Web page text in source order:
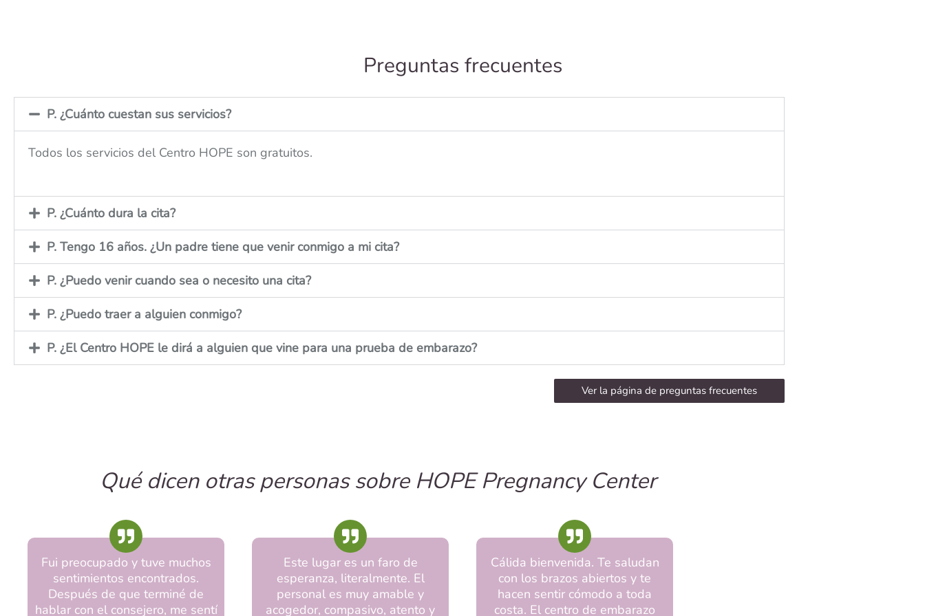
Preguntas frecuentes
P. ¿Cuánto cuestan sus servicios?
Todos los servicios del Centro HOPE son gratuitos.
P. ¿Cuánto dura la cita?
P. Tengo 16 años. ¿Un padre tiene que venir conmigo a mi cita?
P. ¿Puedo venir cuando sea o necesito una cita?
P. ¿Puedo traer a alguien conmigo?
P. ¿El Centro HOPE le dirá a alguien que vine para una prueba de embarazo?
Ver la página de preguntas frecuentes
Qué dicen otras personas sobre HOPE Pregnancy Center
Fui preocupado y tuve muchos
sentimientos encontrados.
Después de que terminé de
hablar con el consejero, me sentí
Este lugar es un faro de
esperanza, literalmente. El
personal es muy amable y
acogedor, compasivo, atento y
Cálida bienvenida. Te saludan
con los brazos abiertos y te
hacen sentir cómodo a toda
costa. El centro de embarazo